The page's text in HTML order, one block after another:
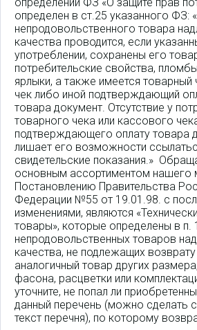
определен в ст.25 указанного ФЗ:
непродовольственного товара
качества проводится, если
употреблении, сохранены его
потребительские свойства,
ярлыки, а также имеется товарный
чек либо иной подтверждающий
товара документ. Отсутствие у
товарного чека или кассового
подтверждающего оплату товара
лишает его возможности
свидетельские показания.»
основным ассортиментом нашего
Постановлению Правительства
Федерации №55 от 19.01.98. с
изменениями, являются
товары», которые определены в п.
непродовольственных товаров
качества, не подлежащих
аналогичный товар других
фасона, расцветки или
уточните, не попал ли
данный перечень (можно сделать
текст перечня), по которому